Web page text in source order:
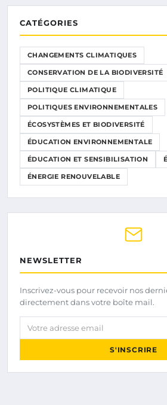
CATÉGORIES
CHANGEMENTS CLIMATIQUES
CONSERVATION DE LA BIODIVERSITÉ
POLITIQUE CLIMATIQUE
POLITIQUES ENVIRONNEMENTALES
ÉCOSYSTÈMES ET BIODIVERSITÉ
ÉDUCATION ENVIRONNEMENTALE
ÉDUCATION ET SENSIBILISATION
ÉNERGIE RENOUVELABLE
NEWSLETTER
Inscrivez-vous pour recevoir nos
directement dans votre boîte mail.
Votre adresse email
S'INSCRIRE